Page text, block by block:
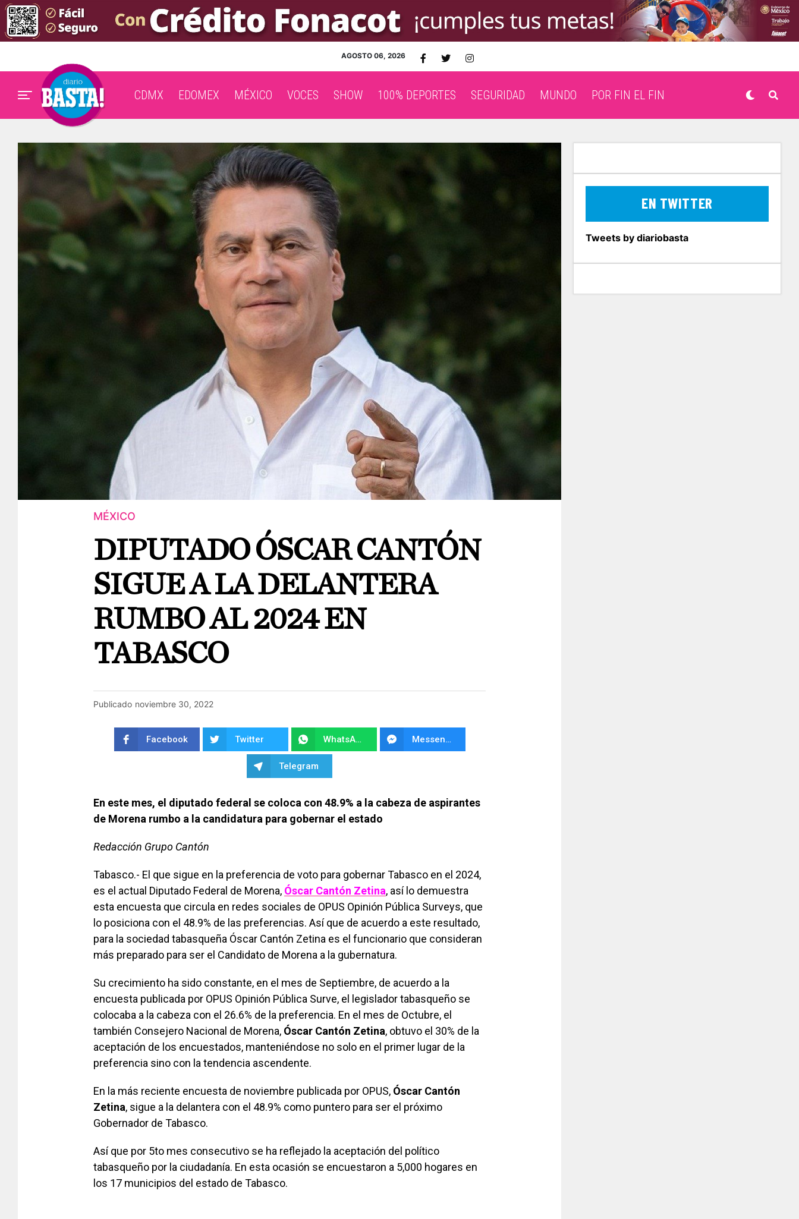
AGOSTO 06, 2026
CDMX EDOMEX MÉXICO VOCES SHOW 100% DEPORTES SEGURIDAD MUNDO POR FIN EL FIN
MÉXICO
DIPUTADO ÓSCAR CANTÓN
SIGUE A LA DELANTERA
RUMBO AL 2024 EN
TABASCO
Publicado noviembre 30, 2022
Facebook Twitter WhatsApp Messenger
Telegram
En este mes, el diputado federal se coloca con 48.9% a la cabeza de aspirantes
de Morena rumbo a la candidatura para gobernar el estado
Redacción Grupo Cantón
Tabasco.- El que sigue en la preferencia de voto para gobernar Tabasco en el 2024,
es el actual Diputado Federal de Morena, Óscar Cantón Zetina, así lo demuestra
esta encuesta que circula en redes sociales de OPUS Opinión Pública Surveys, que
lo posiciona con el 48.9% de las preferencias. Así que de acuerdo a este resultado,
para la sociedad tabasqueña Óscar Cantón Zetina es el funcionario que consideran
más preparado para ser el Candidato de Morena a la gubernatura.
Su crecimiento ha sido constante, en el mes de Septiembre, de acuerdo a la
encuesta publicada por OPUS Opinión Pública Surve, el legislador tabasqueño se
colocaba a la cabeza con el 26.6% de la preferencia. En el mes de Octubre, el
también Consejero Nacional de Morena, Óscar Cantón Zetina, obtuvo el 30% de la
aceptación de los encuestados, manteniéndose no solo en el primer lugar de la
preferencia sino con la tendencia ascendente.
En la más reciente encuesta de noviembre publicada por OPUS, Óscar Cantón
Zetina, sigue a la delantera con el 48.9% como puntero para ser el próximo
Gobernador de Tabasco.
Así que por 5to mes consecutivo se ha reflejado la aceptación del político
tabasqueño por la ciudadanía. En esta ocasión se encuestaron a 5,000 hogares en
los 17 municipios del estado de Tabasco.
EN TWITTER
Tweets by diariobasta